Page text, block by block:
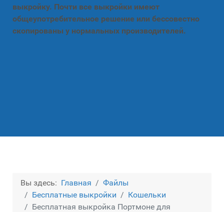
выкройку. Почти все выкройки имеют
общеупотребительное решение или бессовестно
скопированы у нормальных производителей.
Вы здесь: Главная
Файлы
Бесплатные выкройки
Кошельки
Бесплатная выкройка Портмоне для